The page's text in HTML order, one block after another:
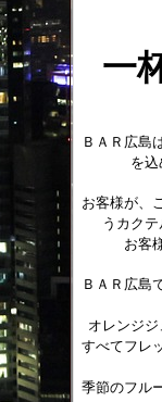
一
ＢＡＲ広島
を込
お客様が、
うカク
お客
ＢＡＲ広島
オレンジ
すべてフレ
季節のフル